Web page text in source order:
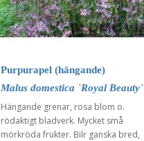
Purpurapel (hängande)
Malus domestica `Royal Beauty`
Hängande grenar, rosa blom o.
rödaktigt bladverk. Mycket små
mörkröda frukter. Bilr ganska bred,